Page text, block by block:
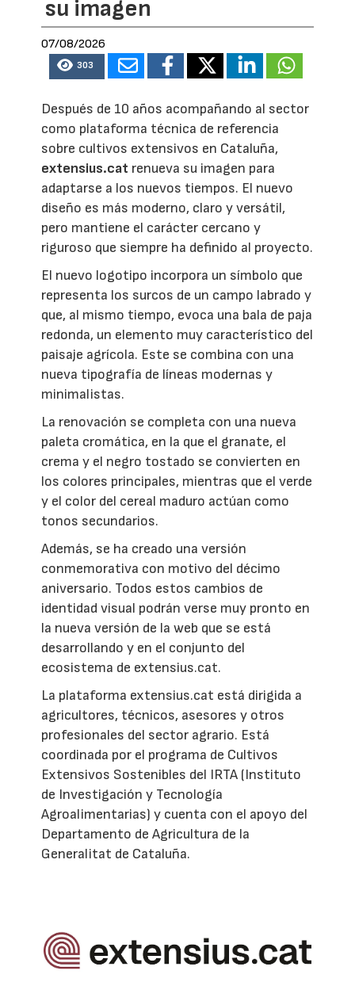
su imagen
07/08/2026
303
Después de 10 años acompañando al sector
como plataforma técnica de referencia
sobre cultivos extensivos en Cataluña,
extensius.cat renueva su imagen para
adaptarse a los nuevos tiempos. El nuevo
diseño es más moderno, claro y versátil,
pero mantiene el carácter cercano y
riguroso que siempre ha definido al proyecto.
El nuevo logotipo incorpora un símbolo que
representa los surcos de un campo labrado y
que, al mismo tiempo, evoca una bala de paja
redonda, un elemento muy característico del
paisaje agrícola. Este se combina con una
nueva tipografía de líneas modernas y
minimalistas.
La renovación se completa con una nueva
paleta cromática, en la que el granate, el
crema y el negro tostado se convierten en
los colores principales, mientras que el verde
y el color del cereal maduro actúan como
tonos secundarios.
Además, se ha creado una versión
conmemorativa con motivo del décimo
aniversario. Todos estos cambios de
identidad visual podrán verse muy pronto en
la nueva versión de la web que se está
desarrollando y en el conjunto del
ecosistema de extensius.cat.
La plataforma extensius.cat está dirigida a
agricultores, técnicos, asesores y otros
profesionales del sector agrario. Está
coordinada por el programa de Cultivos
Extensivos Sostenibles del IRTA (Instituto
de Investigación y Tecnología
Agroalimentarias) y cuenta con el apoyo del
Departamento de Agricultura de la
Generalitat de Cataluña.